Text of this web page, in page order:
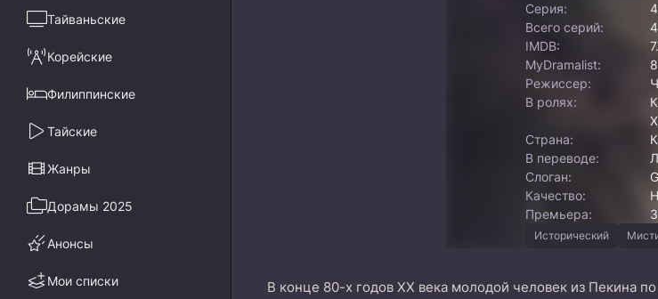
Серия:
Всего серий:
IMDB:
MyDramalist:
Режиссер:
В ролях:
Страна:
В переводе:
Слоган:
Качество:
Премьера:
Исторический
В конце 80-х годов XX века молодой человек из Пекина
Тайваньские
Корейские
Филиппинские
Тайские
Жанры
Дорамы 2025
Анонсы
Мои списки